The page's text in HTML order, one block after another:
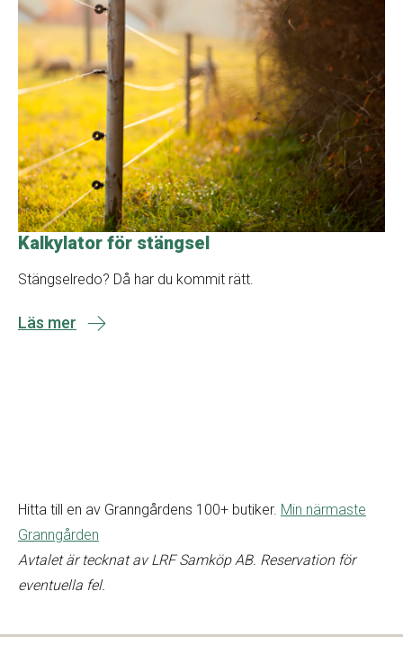
Kalkylator för stängsel
Stängselredo? Då har du kommit rätt.
Läs mer
Hitta till en av Granngårdens 100+ butiker. Min närmaste
Granngården
Avtalet är tecknat av LRF Samköp AB. Reservation för
eventuella fel.